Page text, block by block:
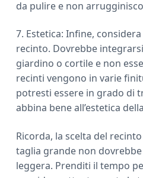
da pulire e non
7. Estetica: Infine,
recinto. Dovrebbe
giardino o cortile e non
recinti vengono in varie
potresti essere in grado di
abbina bene all’estetica
Ricorda, la scelta del
taglia grande non
leggera. Prenditi il tempo